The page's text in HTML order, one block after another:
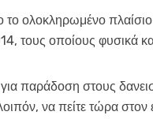
το ολοκληρωμένο
τους οποίους φυσικά
παράδοση στους
να πείτε τώρα